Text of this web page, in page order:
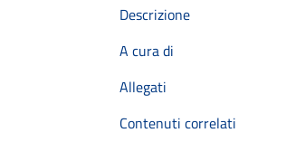
Descrizione
A cura di
Allegati
Contenuti correlati